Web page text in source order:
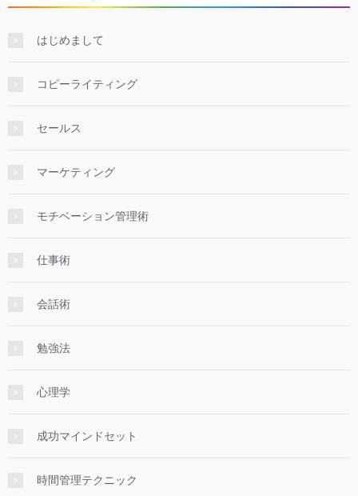
はじめまして
コピーライティング
セールス
マーケティング
モチベーション管理術
仕事術
会話術
勉強法
心理学
成功マインドセット
時間管理テクニック